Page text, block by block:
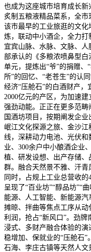
也成为这座城市培育成长新
炙制五粮液精品菜系，全
该市最早的工业旅逛的文
炼，联动中小酒企，全力
宜宾山脉、水脉、文脉、
部承认的《多粮浓喷鼻型
单元，提炼出“爷”的捐赠、
所”的回忆、“老苍生”的认
经济“压舱石”的白酒财产
2000亿元的产区，为加速
强劲动能。正正在更多范
国酒坊项目，按期阐发企
岷江文化探源之旅、金沙
线，深耕动力电池、光伏
业、300余户中小酿酒企业
植、研发设想、出产存储
群。融合天然景不雅、汗
同时，占规上工业总营收
呈现了“百业坊”“醇品坊”“
能源、人工智能、新能源汽
摊晾、拌曲等焦点工序从动
利润，抢占“新风口”。劲
浸式、多财产融合体验的演
稳增加、保就业的“压舱石”
石海、李庄古镇等天然人